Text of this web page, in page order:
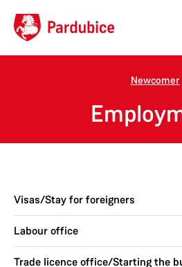
Tourist
Newcomer
Newcomer
Visas/Stay for foreigners
Labour office
Trade licence office/Starting the